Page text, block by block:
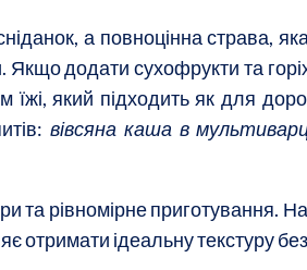
а повноцінна страва,
додати сухофрукти та
який підходить як для
вівсяна каша в
рівномірне приготування. На
отримати ідеальну текстуру